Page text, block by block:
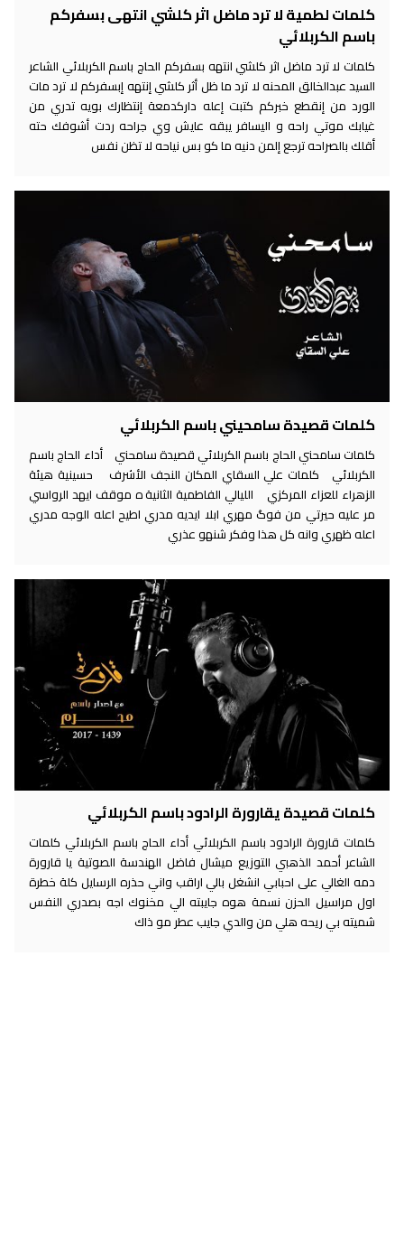
كلمات لطمية لا ترد ماضل اثر كلشي انتهى بسفركم
باسم الكربلائي
كلمات لا ترد ماضل اثر كلشي انتهه بسفركم الحاج باسم الكربلائي الشاعر
السيد عبدالخالق المحنه لا ترد ما ظل أثر كلشي إنتهه إبسفركم لا ترد مات
الورد من إنقطع خبركم كتبت إعله داركدمعة إنتظارك بويه تدري من
غيابك موتي راحه و اليسافر يبقه عايش وي جراحه ردت أشوفك حته
أقلك بالصراحه ترجع إلمن دنيه ما كو بس نياحه لا تظن نفس
كلمات قصيدة سامحيني باسم الكربلائي
كلمات سامحني الحاج باسم الكربلائي قصيدة سامحني أداء الحاج باسم
الكربلائي كلمات علي السقاي المكان النجف الأشرف حسينية هيئة
الزهراء للعزاء المركزي الليالي الفاطمية الثانية ه موقف ايهد الرواسي
مر عليه حيرتي من فوگ مهري ابلا ايديه مدري اطيح اعله الوجه مدري
اعله ظهري وانه كل هذا وفكر شنهو عذري
كلمات قصيدة يقارورة الرادود باسم الكربلائي
كلمات قارورة الرادود باسم الكربلائي أداء الحاج باسم الكربلائي كلمات
الشاعر أحمد الذهبي التوزيع ميشال فاضل الهندسة الصوتية يا قارورة
دمه الغالي على احبابي انشغل بالي اراقب واني حذره الرسايل كلة خطرة
اول مراسيل الحزن نسمة هوه جايبته الي مخنوك اجه بصدري النفس
شميته بي ريحه هلي من والدي جايب عطر مو ذاك